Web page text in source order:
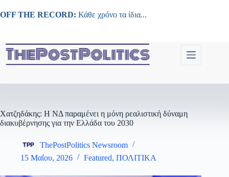
στο
OFF THE RECORD: Κάθε χρόνο τα ίδια...
Χατζηδάκης: Η ΝΔ παραμένει η μόνη ρεαλιστική δύναμη
διακυβέρνησης για την Ελλάδα του 2030
ThePostPolitics Newsroom
15 Μαΐου, 2026
Featured, ΠΟΛΙΤΙΚΑ